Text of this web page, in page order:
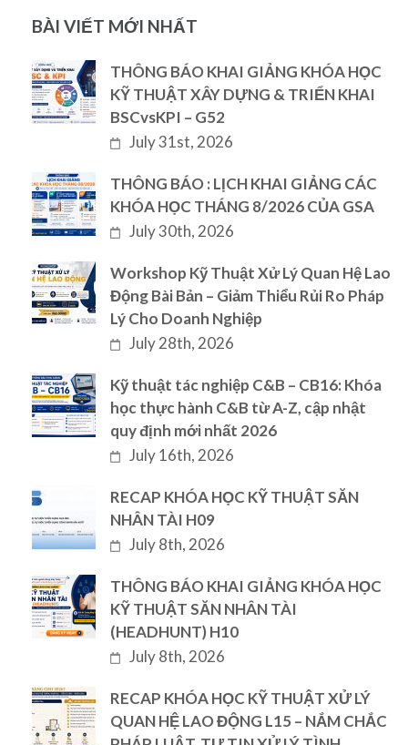
BÀI VIẾT MỚI NHẤT
THÔNG BÁO KHAI GIẢNG KHÓA HỌC
KỸ THUẬT XÂY DỰNG & TRIỂN KHAI
BSCvsKPI – G52
July 31st, 2026
THÔNG BÁO : LỊCH KHAI GIẢNG CÁC
KHÓA HỌC THÁNG 8/2026 CỦA GSA
July 30th, 2026
Workshop Kỹ Thuật Xử Lý Quan Hệ Lao
Động Bài Bản – Giảm Thiểu Rủi Ro Pháp
Lý Cho Doanh Nghiệp
July 28th, 2026
Kỹ thuật tác nghiệp C&B – CB16: Khóa
học thực hành C&B từ A-Z, cập nhật
quy định mới nhất 2026
July 16th, 2026
RECAP KHÓA HỌC KỸ THUẬT SĂN
NHÂN TÀI H09
July 8th, 2026
THÔNG BÁO KHAI GIẢNG KHÓA HỌC
KỸ THUẬT SĂN NHÂN TÀI
(HEADHUNT) H10
July 8th, 2026
RECAP KHÓA HỌC KỸ THUẬT XỬ LÝ
QUAN HỆ LAO ĐỘNG L15 – NẮM CHẮC